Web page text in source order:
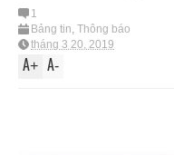
1
Bảng tin, Thông báo
tháng 3 20, 2019
A+ A-